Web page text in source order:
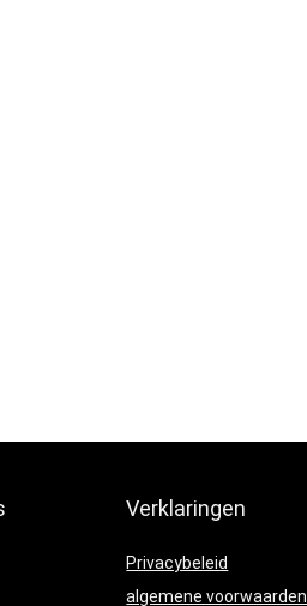
Verklaringen
Privacybeleid
algemene voorwaarden